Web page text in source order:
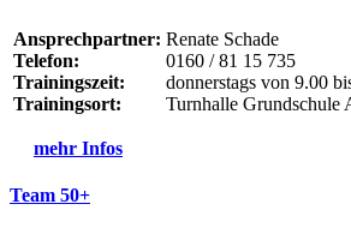
Ansprechpartner:
Telefon:
Trainingszeit:
Trainingsort:
Renate Schade
0160 / 81 15 735
donnerstags von 9.00
Turnhalle Grundschule
mehr Infos
Team 50+